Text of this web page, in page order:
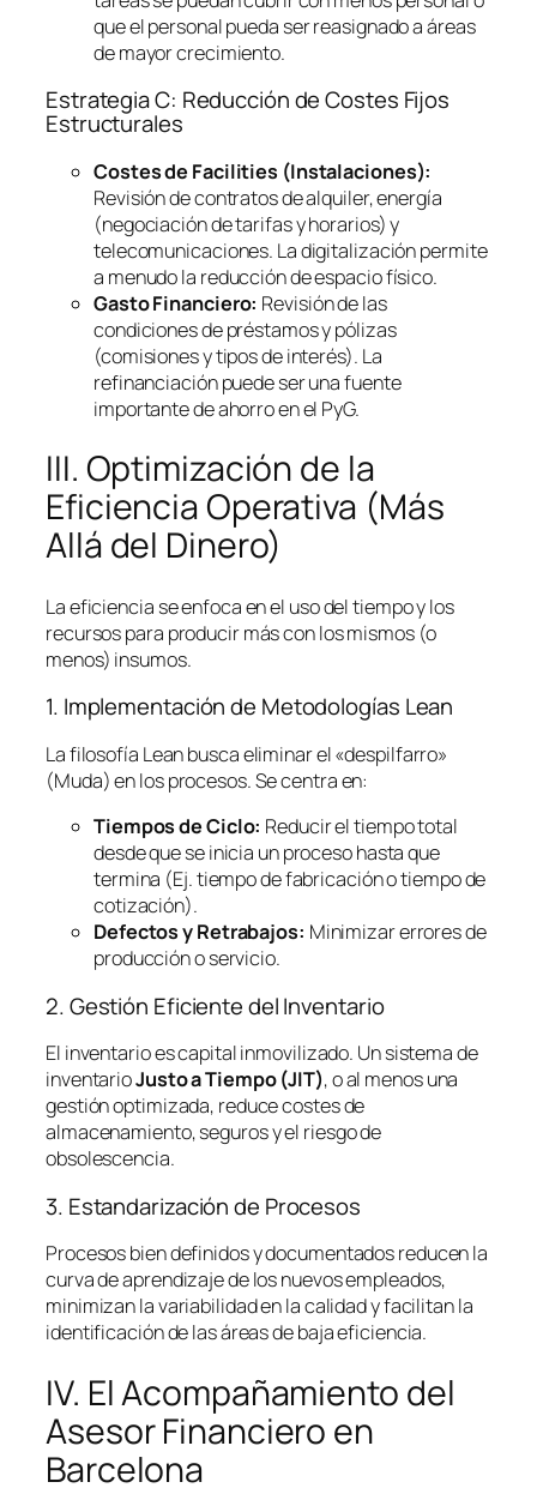
que el personal pueda ser reasignado a áreas
de mayor crecimiento.
Estrategia C: Reducción de Costes Fijos
Estructurales
Costes de Facilities (Instalaciones):
Revisión de contratos de alquiler, energía
(negociación de tarifas y horarios) y
telecomunicaciones. La digitalización permite
a menudo la reducción de espacio físico.
Gasto Financiero: Revisión de las
condiciones de préstamos y pólizas
(comisiones y tipos de interés). La
refinanciación puede ser una fuente
importante de ahorro en el PyG.
III. Optimización de la
Eficiencia Operativa (Más
Allá del Dinero)
La eficiencia se enfoca en el uso del tiempo y los
recursos para producir más con los mismos (o
menos) insumos.
1. Implementación de Metodologías Lean
La filosofía Leanbusca eliminar el «despilfarro»
(Muda) en los procesos. Se centra en:
Tiempos de Ciclo: Reducir el tiempo total
desde que se inicia un proceso hasta que
termina (Ej. tiempo de fabricación o tiempo de
cotización).
Defectos y Retrabajos: Minimizar errores de
producción o servicio.
2. Gestión Eficiente del Inventario
El inventario es capital inmovilizado. Un sistema de
inventarioJusto a Tiempo (JIT), o al menos una
gestión optimizada, reduce costes de
almacenamiento, seguros y el riesgo de
obsolescencia.
3. Estandarización de Procesos
Procesos bien definidos y documentados reducen la
curva de aprendizaje de los nuevos empleados,
minimizan la variabilidad en la calidad y facilitan la
identificación de las áreas de baja eficiencia.
IV. El Acompañamiento del
Asesor Financiero en
Barcelona